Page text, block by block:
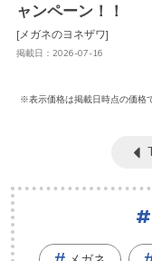
ャンペーン！！
[メガネのヨネザワ]
掲載日：2026-07-16
※表示価格は掲載日時点の価格で